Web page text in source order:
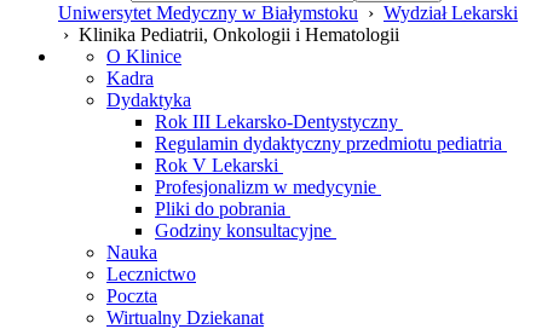
Uniwersytet Medyczny w Białymstoku › Wydział Lekarski
› Klinika Pediatrii, Onkologii i Hematologii
O Klinice
Kadra
Dydaktyka
Rok III Lekarsko-Dentystyczny
Regulamin dydaktyczny przedmiotu pediatria
Rok V Lekarski
Profesjonalizm w medycynie
Pliki do pobrania
Godziny konsultacyjne
Nauka
Lecznictwo
Poczta
Wirtualny Dziekanat